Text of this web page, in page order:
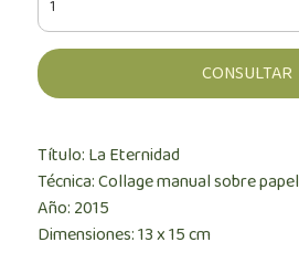
CONSULTAR
Título: La Eternidad
Técnica: Collage manual sobre papel
Año: 2015
Dimensiones: 13 x 15 cm